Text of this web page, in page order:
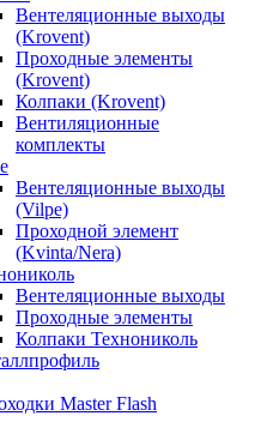
Вентеляционные выходы
(Krovent)
Проходные элементы
(Krovent)
Колпаки (Krovent)
Вентиляционные
комплекты
Вентеляционные выходы
(Vilpe)
Проходной элемент
(Kvinta/Nera)
Вентеляционные выходы
Проходные элементы
Колпаки Технониколь
Master Flash